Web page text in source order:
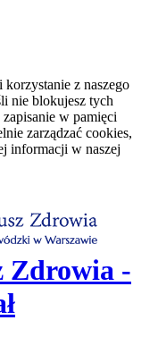
z naszego
nie blokujesz tych
w pamięci
zarządzać cookies,
informacji w naszej
Zdrowia -